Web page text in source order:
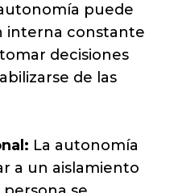
puede
interna constante
decisiones
de las
La autonomía
a un aislamiento